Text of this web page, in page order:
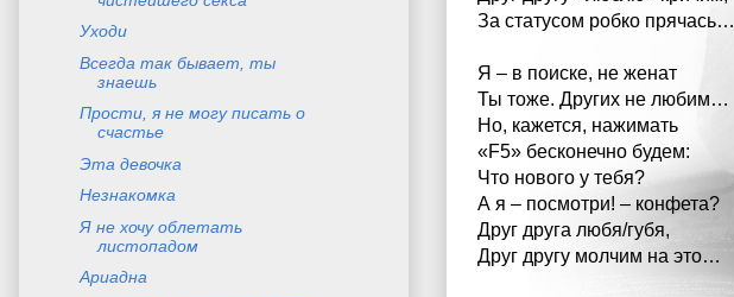
За статусом робко прячась…
Я – в поиске, не женат
Ты тоже. Других не любим…
Но, кажется, нажимать
«F5» бесконечно будем:
Что нового у тебя?
А я – посмотри! – конфета?
Друг друга любя/губя,
Друг другу молчим на это…
Уходи
Всегда так бывает, ты
знаешь
Прости, я не могу писать о
счастье
Эта девочка
Незнакомка
Я не хочу облетать
листопадом
Ариадна